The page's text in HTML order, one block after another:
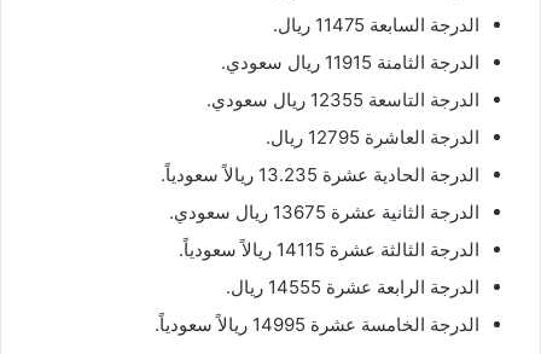
الدرجة السابعة 11475 ريال.
الدرجة الثامنة 11915 ريال سعودي.
الدرجة التاسعة 12355 ريال سعودي.
الدرجة العاشرة 12795 ريال.
الدرجة الحادية عشرة 13.235 ريالاً سعودياً.
الدرجة الثانية عشرة 13675 ريال سعودي.
الدرجة الثالثة عشرة 14115 ريالاً سعودياً.
الدرجة الرابعة عشرة 14555 ريال.
الدرجة الخامسة عشرة 14995 ريالاً سعودياً.